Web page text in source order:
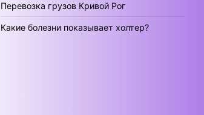
Перевозка грузов Кривой Рог
Какие болезни показывает холтер?